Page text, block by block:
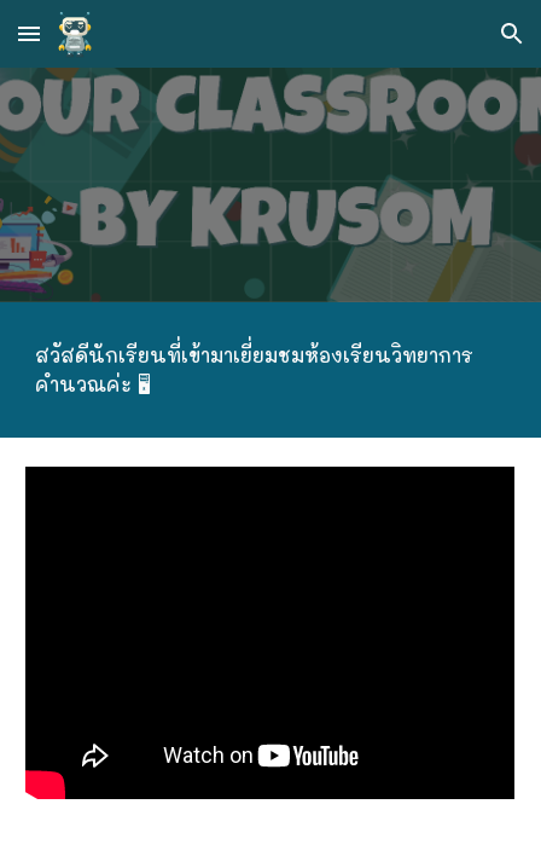
Skip to main content Skip to navigation
สวัสดีนักเรียนที่เข้ามาเยี่ยมชมห้องเรียนวิทยาการ
คำนวณค่ะ 🖥️